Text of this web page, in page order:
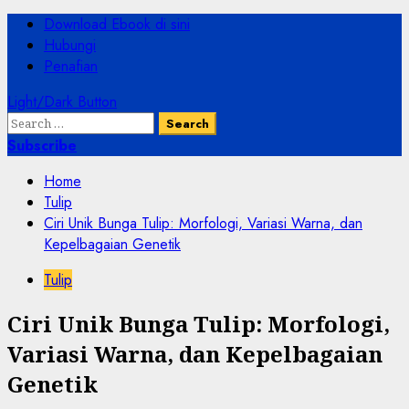
Primary
Menu
Download Ebook di sini
Hubungi
Penafian
Light/Dark Button
Search
for:
Subscribe
Home
Tulip
Ciri Unik Bunga Tulip: Morfologi, Variasi Warna, dan
Kepelbagaian Genetik
Tulip
Ciri Unik Bunga Tulip: Morfologi,
Variasi Warna, dan Kepelbagaian
Genetik